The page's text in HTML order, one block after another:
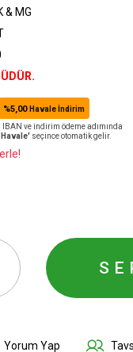
& MG
%5,00 Havale İndirim
IBAN ve indirim ödeme adımında
seçince otomatik gelir.
Yorum Yap